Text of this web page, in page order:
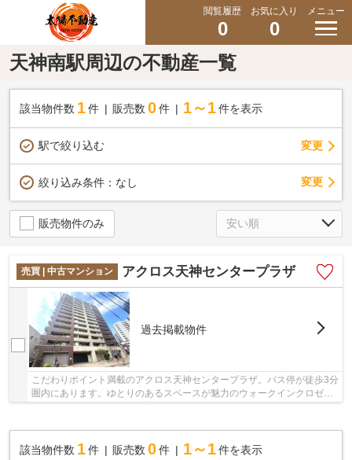
閲覧履歴
0
お気に入り
0
メニュー
天神南駅周辺の不動産一覧
該当物件数 1件 販売数 0 件 1～1 件を表示
駅で絞り込む 変更
絞り込み条件： なし 変更
販売物件のみ
売買 | 中古マンション アクロス天神センタープラザ
過去掲載物件
こだわりポイント満載のアクロス天神センタープラザ。バス停が徒歩3分
圏内にあります。ゆとりのあるスペースが魅力のウォークインクロゼッ
該当物件数 1件 販売数 0 件 1～1 件を表示